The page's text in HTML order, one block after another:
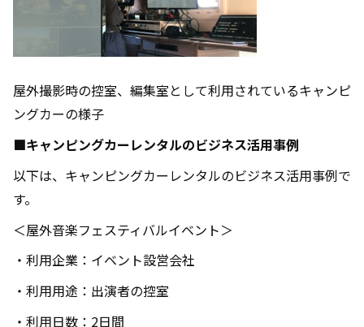
屋外撮影時の控室、編集室として利用されているキャンピ
ングカーの様子
■キャンピングカーレンタルのビジネス活用事例
以下は、キャンピングカーレンタルのビジネス活用事例で
す。
＜屋外音楽フェスティバルイベント＞
・利用企業：イベント設営会社
・利用用途：出演者の控室
・利用日数： 2日間